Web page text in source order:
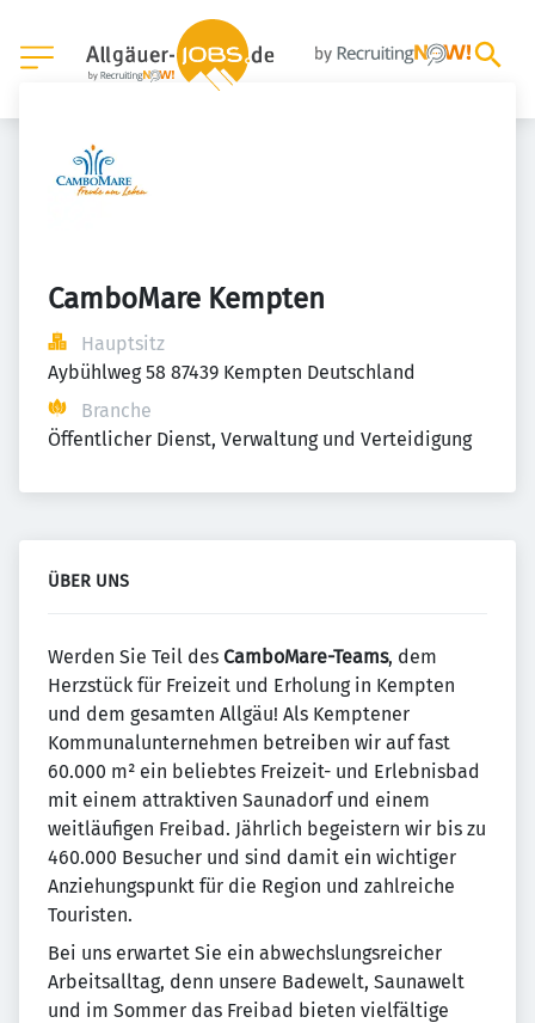
CamboMare Kempten
Hauptsitz
Aybühlweg 58 87439 Kempten Deutschland
Branche
Öffentlicher Dienst, Verwaltung und Verteidigung
ÜBER UNS
Werden Sie Teil des CamboMare-Teams, dem
Herzstück für Freizeit und Erholung in Kempten
und dem gesamten Allgäu! Als Kemptener
Kommunalunternehmen betreiben wir auf fast
60.000 m² ein beliebtes Freizeit- und Erlebnisbad
mit einem attraktiven Saunadorf und einem
weitläufigen Freibad. Jährlich begeistern wir bis zu
460.000 Besucher und sind damit ein wichtiger
Anziehungspunkt für die Region und zahlreiche
Touristen.
Bei uns erwartet Sie ein abwechslungsreicher
Arbeitsalltag, denn unsere Badewelt, Saunawelt
und im Sommer das Freibad bieten vielfältige